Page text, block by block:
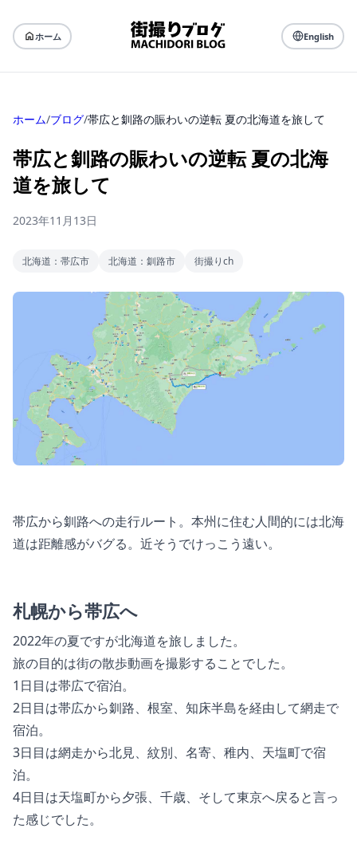
ホーム English
ホーム/ブログ/帯広と釧路の賑わいの逆転 夏の北海道を旅して
帯広と釧路の賑わいの逆転 夏の北海
道を旅して
2023年11月13日
北海道：帯広市 北海道：釧路市 街撮りch
帯広から釧路への走行ルート。本州に住む人間的には北海
道は距離感がバグる。近そうでけっこう遠い。
札幌から帯広へ
2022年の夏ですが北海道を旅しました。
旅の目的は街の散歩動画を撮影することでした。
1日目は帯広で宿泊。
2日目は帯広から釧路、根室、知床半島を経由して網走で
宿泊。
3日目は網走から北見、紋別、名寄、稚内、天塩町で宿
泊。
4日目は天塩町から夕張、千歳、そして東京へ戻ると言っ
た感じでした。